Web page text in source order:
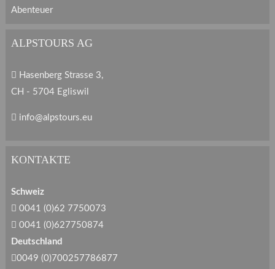
Abenteuer
ALPSTOURS AG
Hasenberg Strasse 3,
CH - 5704 Egliswil
info@alpstours.eu
KONTAKTE
Schweiz
0041 (0)62 7750073
0041 (0)627750874
Deutschland
0049 (0)700257786877